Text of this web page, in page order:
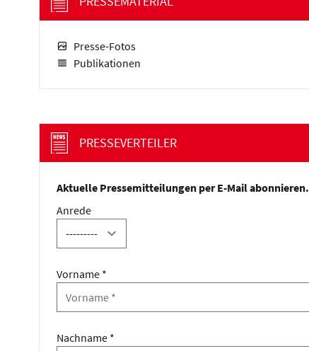
Presse-Fotos
Publikationen
PRESSEVERTEILER
Aktuelle Pressemitteilungen per E-Mail abonnieren.
Anrede
Vorname *
Nachname *